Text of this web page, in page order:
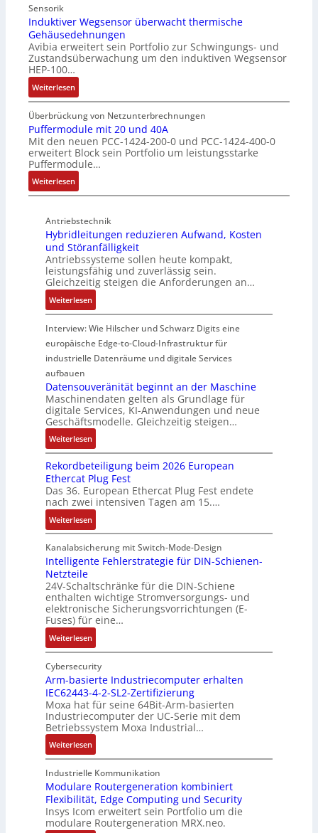
t
z
l
a
k
b
e
s
c
h
i
c
h
u
n
g
f
ü
r
r
a
u
e
U
m
g
e
b
u
n
g
e
n
h
a
l
t
u
n
g
n
f
a
c
h
e
E
i
n
s
t
i
e
g
n
d
i
e
P
r
o
d
u
k
t
i
o
n
s
a
n
a
l
y
s
e
t
z
u
n
s
ü
b
e
r
w
a
c
h
n
g
f
ü
r
C
r
i
m
p
w
e
r
k
z
e
u
g
e
Sensorik
Induktiver Wegsensor überwacht thermische
Gehäusedehnungen
Avibia erweitert sein Portfolio zur Schwingungs- und
Zustandsüberwachung um den induktiven Wegsensor
HEP-100…
Weiterlesen:
I
n
d
u
k
t
i
v
r
W
e
g
s
e
n
s
o
r
ü
b
e
r
w
a
c
h
t
t
h
e
r
m
i
s
c
h
e
G
e
h
ä
u
s
e
d
e
h
n
u
n
g
e
n
Überbrückung von Netzunterbrechnungen
Puffermodule mit 20 und 40A
Mit den neuen PCC-1424-200-0 und PCC-1424-400-0
erweitert Block sein Portfolio um leistungsstarke
Puffermodule…
Weiterlesen:
P
f
f
e
r
m
o
d
u
l
e
m
i
t
2
0
u
n
d
4
0
A
Antriebstechnik
Hybridleitungen reduzieren Aufwand, Kosten
und Störanfälligkeit
Antriebssysteme sollen heute kompakt,
leistungsfähig und zuverlässig sein.
Gleichzeitig steigen die Anforderungen an…
Weiterlesen:
H
y
r
l
e
i
u
n
g
e
n
e
u
i
e
r
e
n
A
u
f
w
a
n
d
,
K
o
t
e
n
Interview: Wie Hilscher und Schwarz Digits eine
europäische Edge-to-Cloud-Infrastruktur für
industrielle Datenräume und digitale Services
aufbauen
Datensouveränität beginnt an der Maschine
Maschinendaten gelten als Grundlage für
digitale Services, KI-Anwendungen und neue
Geschäftsmodelle. Gleichzeitig steigen…
Weiterlesen:
D
a
t
e
n
s
o
u
v
r
ä
n
i
t
ä
t
b
e
g
i
n
n
t
a
n
d
e
r
Rekordbeteiligung beim 2026 European
Ethercat Plug Fest
Das 36. European Ethercat Plug Fest endete
nach zwei intensiven Tagen am 15.…
Weiterlesen:
R
e
k
r
d
b
e
t
e
i
l
i
g
u
n
g
b
e
m
2
0
Kanalabsicherung mit Switch-Mode-Design
Intelligente Fehlerstrategie für DIN-Schienen-
Netzteile
24V-Schaltschränke für die DIN-Schiene
enthalten wichtige Stromversorgungs- und
elektronische Sicherungsvorrichtungen (E-
Fuses) für eine…
Weiterlesen:
I
n
t
e
l
l
i
g
e
n
e
F
e
Cybersecurity
Arm-basierte Industriecomputer erhalten
IEC62443-4-2-SL2-Zertifizierung
Moxa hat für seine 64Bit-Arm-basierten
Industriecomputer der UC-Serie mit dem
Betriebssystem Moxa Industrial…
Weiterlesen:
A
r
m
-
b
a
Industrielle Kommunikation
Modulare Routergeneration kombiniert
Flexibilität, Edge Computing und Security
Insys Icom erweitert sein Portfolio um die
modulare Routergeneration MRX.neo.